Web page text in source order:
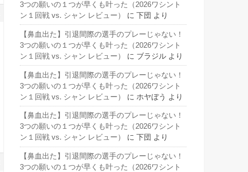
3つの願いの１つが早くも叶った（2026ワシント
ン１回戦 vs. シャン レビュー）
に 下団 より
【鼻血出た】引退間際の選手のプレーじゃない！
3つの願いの１つが早くも叶った（2026ワシント
ン１回戦 vs. シャン レビュー）
に ブラジル より
【鼻血出た】引退間際の選手のプレーじゃない！
3つの願いの１つが早くも叶った（2026ワシント
ン１回戦 vs. シャン レビュー）
に ホヤぼう より
【鼻血出た】引退間際の選手のプレーじゃない！
3つの願いの１つが早くも叶った（2026ワシント
ン１回戦 vs. シャン レビュー）
に 下団 より
【鼻血出た】引退間際の選手のプレーじゃない！
3つの願いの１つが早くも叶った（2026ワシント